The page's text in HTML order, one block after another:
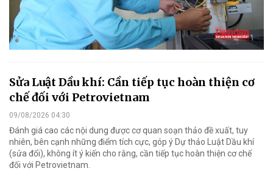
Sửa Luật Dầu khí: Cần tiếp tục hoàn thiện cơ
chế đối với Petrovietnam
09/08/2026 04:30
Đánh giá cao các nội dung được cơ quan soạn thảo đề xuất, tuy
nhiên, bên cạnh những điểm tích cực, góp ý Dự thảo Luật Dầu khí
(sửa đổi), không ít ý kiến cho rằng, cần tiếp tục hoàn thiện cơ chế
đối với Petrovietnam.